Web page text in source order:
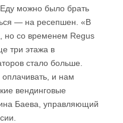
можно было брать
— на ресепшен. «В
но со временем Regus
три этажа в
стало больше.
и нам
вендинговые
Баева, управляющий